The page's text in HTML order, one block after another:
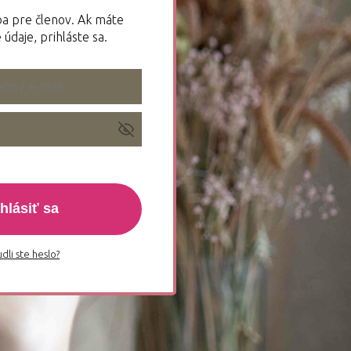
pre členov. Ak máte
údaje, prihláste sa.
sa
ste heslo?